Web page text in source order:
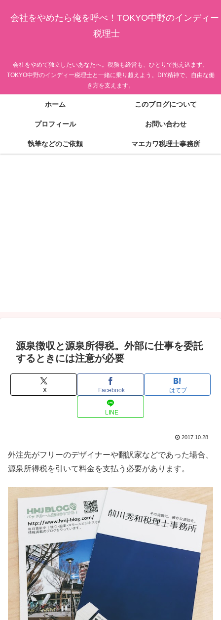
会社をやめたら俺を呼べ！TOKYO中野のインディー
税理士
会社をやめて独立したいあなたへ。税務も経営も、ひとりで抱え込まず、
TOKYO中野のインディー税理士と一緒に乗り越えよう。DIY精神で、自由な働
き方を支えます。
ホーム このブログについて
プロフィール お問い合わせ
執筆などのご依頼 マエカワ税理士事務所
源泉徴収と源泉所得税。外部に仕事を委託
するときには注意が必要
X Facebook はてブ
LINE
2017.10.28
外注先がフリーのデザイナーや翻訳家などであった場合、
源泉所得税を引いて料金を支払う必要があります。